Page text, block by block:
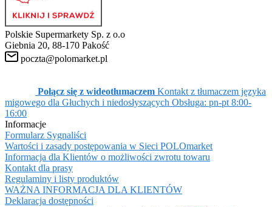
Polskie Supermarkety Sp. z o.o
Giebnia 20, 88-170 Pakość
poczta@polomarket.pl
Połącz się z wideotłumaczem Kontakt z tłumaczem języka
migowego dla Głuchych i niedosłyszących Obsługa: pn-pt 8:00-
16:00
Informacje
Formularz Sygnaliści
Wartości i zasady postępowania w Sieci POLOmarket
Informacja dla Klientów o możliwości zwrotu towaru
Kontakt dla prasy
Regulaminy i listy produktów
WAŻNA INFORMACJA DLA KLIENTÓW
Deklaracja dostępności